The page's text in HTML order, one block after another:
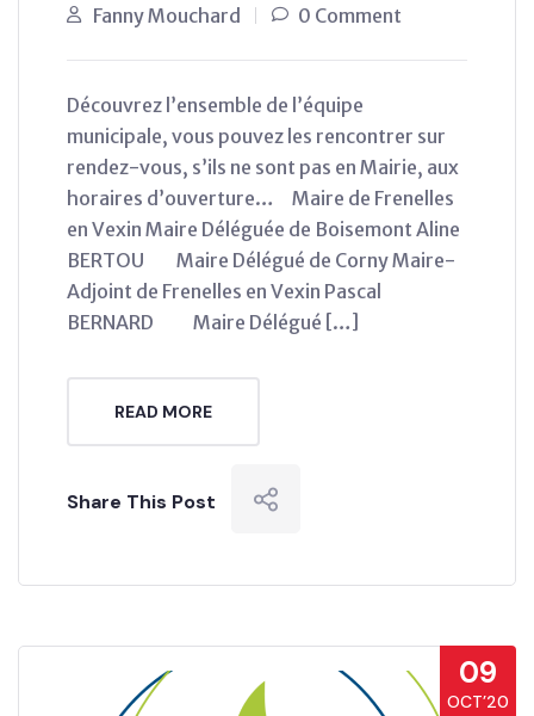
Fanny Mouchard 0 Comment
Découvrez l’ensemble de l’équipe
municipale, vous pouvez les rencontrer sur
rendez-vous, s’ils ne sont pas en Mairie, aux
horaires d’ouverture… Maire de Frenelles
en Vexin Maire Déléguée de Boisemont Aline
BERTOU Maire Délégué de Corny Maire-
Adjoint de Frenelles en Vexin Pascal
BERNARD Maire Délégué […]
READ MORE
Share This Post
09
OCT’20